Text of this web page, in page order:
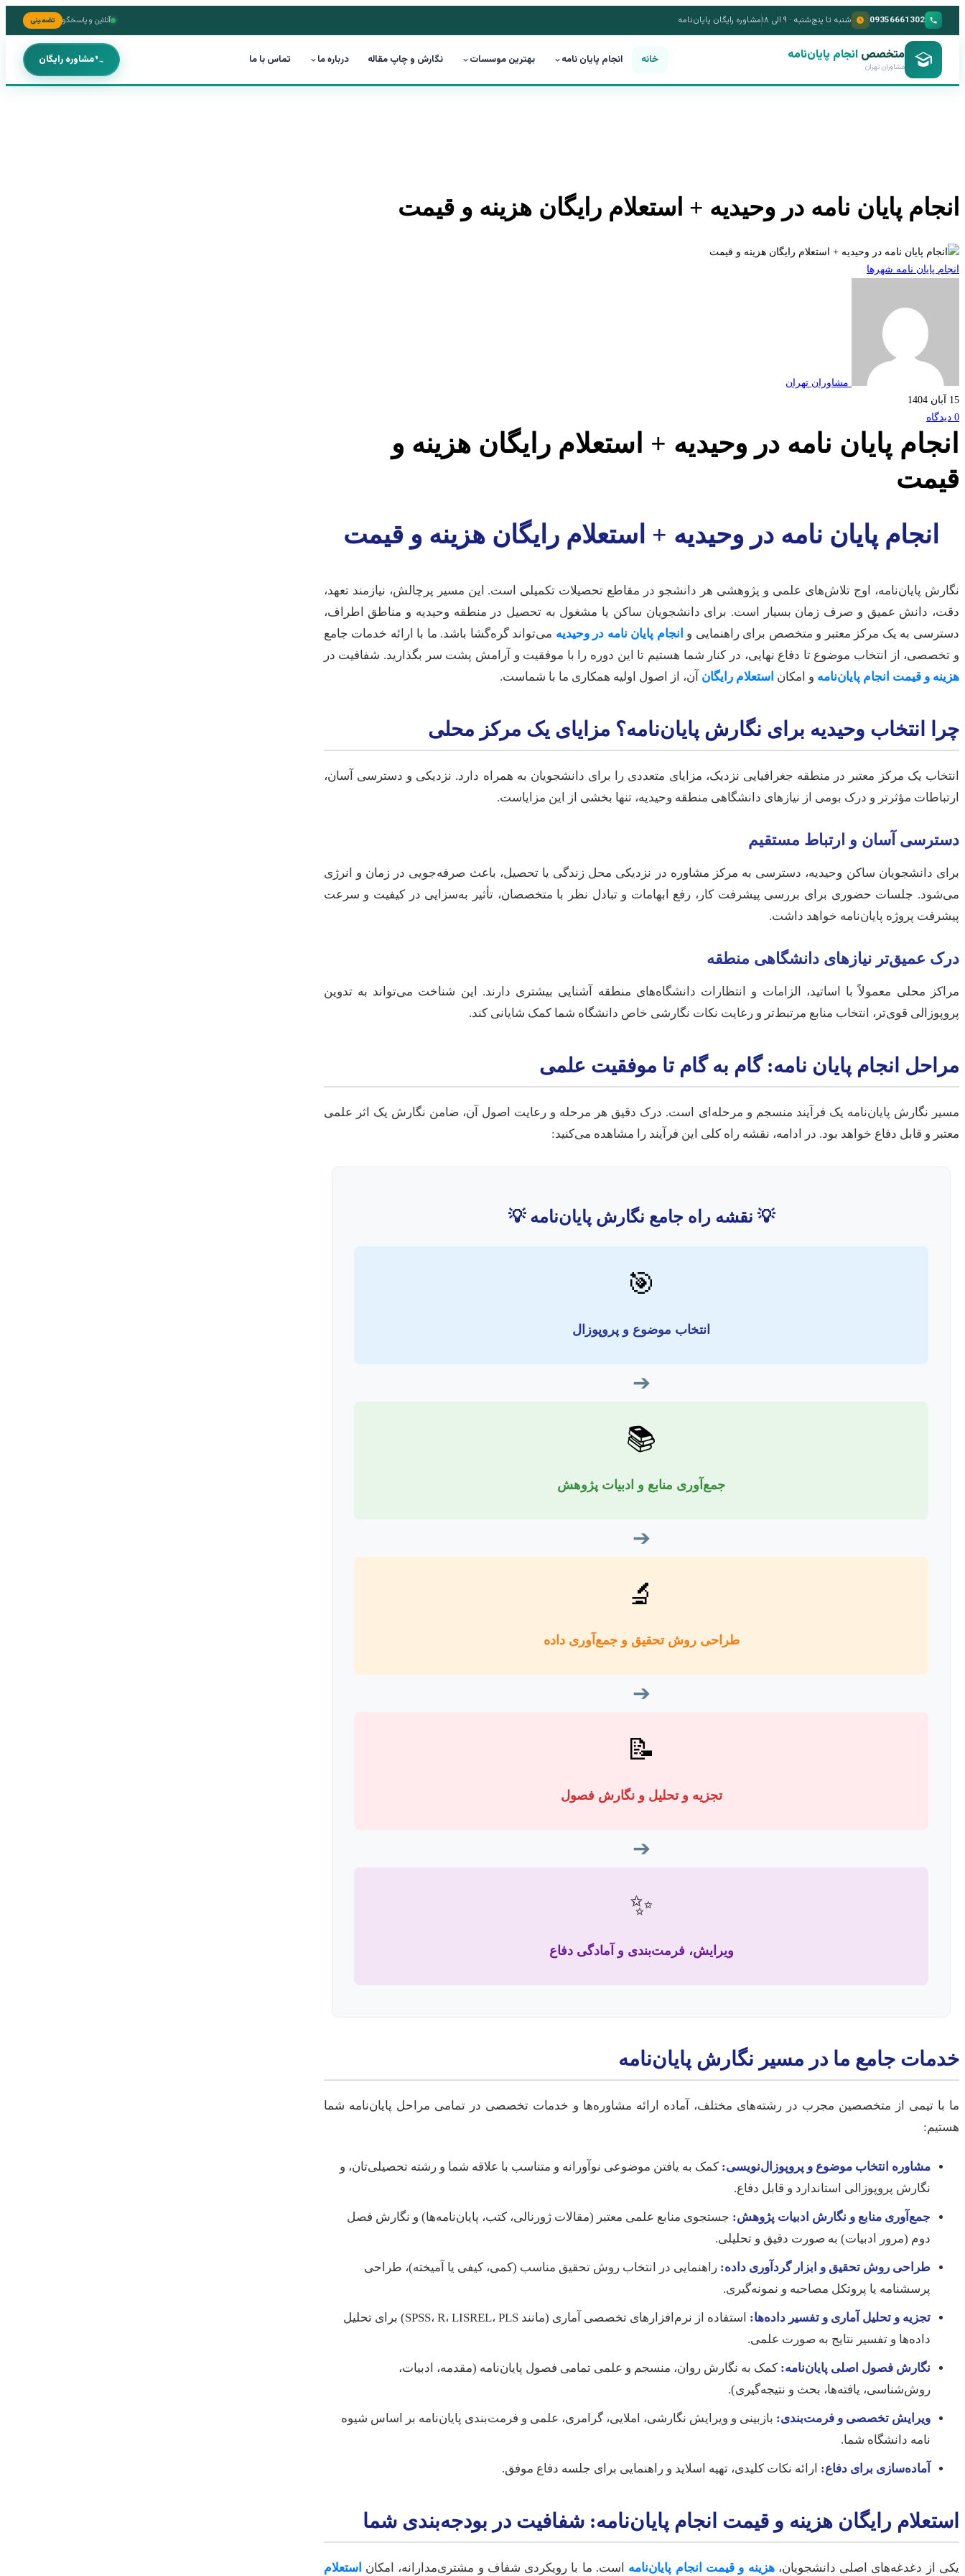
09356661302 شنبه تا پنج‌شنبه · ۹ الی ۱۸ مشاوره رایگان پایان‌نامه آنلاین و پاسخگو تضمینی
متخصص انجام پایان‌نامه
مشاوران تهران خانه انجام پایان نامه بهترین موسسات نگارش و چاپ مقاله درباره ما تماس با ما مشاوره رایگان
انجام پایان نامه در وحیدیه + استعلام رایگان هزینه و قیمت
انجام پایان نامه شهرها
مشاوران تهران
15 آبان 1404
0 دیدگاه
انجام پایان نامه در وحیدیه + استعلام رایگان هزینه و
قیمت
انجام پایان نامه در وحیدیه + استعلام رایگان هزینه و قیمت
نگارش پایان‌نامه، اوج تلاش‌های علمی و پژوهشی هر دانشجو در مقاطع تحصیلات تکمیلی است. این مسیر پرچالش، نیازمند تعهد،
دقت، دانش عمیق و صرف زمان بسیار است. برای دانشجویان ساکن یا مشغول به تحصیل در منطقه وحیدیه و مناطق اطراف،
دسترسی به یک مرکز معتبر و متخصص برای راهنمایی و انجام پایان نامه در وحیدیه می‌تواند گره‌گشا باشد. ما با ارائه خدمات جامع
و تخصصی، از انتخاب موضوع تا دفاع نهایی، در کنار شما هستیم تا این دوره را با موفقیت و آرامش پشت سر بگذارید. شفافیت در
هزینه و قیمت انجام پایان‌نامه و امکان استعلام رایگان آن، از اصول اولیه همکاری ما با شماست.
چرا انتخاب وحیدیه برای نگارش پایان‌نامه؟ مزایای یک مرکز محلی
انتخاب یک مرکز معتبر در منطقه جغرافیایی نزدیک، مزایای متعددی را برای دانشجویان به همراه دارد. نزدیکی و دسترسی آسان،
ارتباطات مؤثرتر و درک بومی از نیازهای دانشگاهی منطقه وحیدیه، تنها بخشی از این مزایاست.
دسترسی آسان و ارتباط مستقیم
برای دانشجویان ساکن وحیدیه، دسترسی به مرکز مشاوره در نزدیکی محل زندگی یا تحصیل، باعث صرفه‌جویی در زمان و انرژی
می‌شود. جلسات حضوری برای بررسی پیشرفت کار، رفع ابهامات و تبادل نظر با متخصصان، تأثیر به‌سزایی در کیفیت و سرعت
پیشرفت پروژه پایان‌نامه خواهد داشت.
درک عمیق‌تر نیازهای دانشگاهی منطقه
مراکز محلی معمولاً با اساتید، الزامات و انتظارات دانشگاه‌های منطقه آشنایی بیشتری دارند. این شناخت می‌تواند به تدوین
پروپوزالی قوی‌تر، انتخاب منابع مرتبط‌تر و رعایت نکات نگارشی خاص دانشگاه شما کمک شایانی کند.
مراحل انجام پایان نامه: گام به گام تا موفقیت علمی
مسیر نگارش پایان‌نامه یک فرآیند منسجم و مرحله‌ای است. درک دقیق هر مرحله و رعایت اصول آن، ضامن نگارش یک اثر علمی
معتبر و قابل دفاع خواهد بود. در ادامه، نقشه راه کلی این فرآیند را مشاهده می‌کنید:
💡 نقشه راه جامع نگارش پایان‌نامه 💡
🎯
انتخاب موضوع و پروپوزال
➔
📚
جمع‌آوری منابع و ادبیات پژوهش
➔
🔬
طراحی روش تحقیق و جمع‌آوری داده
➔
📝
تجزیه و تحلیل و نگارش فصول
➔
✨
ویرایش، فرمت‌بندی و آمادگی دفاع
خدمات جامع ما در مسیر نگارش پایان‌نامه
ما با تیمی از متخصصین مجرب در رشته‌های مختلف، آماده ارائه مشاوره‌ها و خدمات تخصصی در تمامی مراحل پایان‌نامه شما
هستیم:
مشاوره انتخاب موضوع و پروپوزال‌نویسی: کمک به یافتن موضوعی نوآورانه و متناسب با علاقه شما و رشته تحصیلی‌تان، و
نگارش پروپوزالی استاندارد و قابل دفاع.
جمع‌آوری منابع و نگارش ادبیات پژوهش: جستجوی منابع علمی معتبر (مقالات ژورنالی، کتب، پایان‌نامه‌ها) و نگارش فصل
دوم (مرور ادبیات) به صورت دقیق و تحلیلی.
طراحی روش تحقیق و ابزار گردآوری داده: راهنمایی در انتخاب روش تحقیق مناسب (کمی، کیفی یا آمیخته)، طراحی
پرسشنامه یا پروتکل مصاحبه و نمونه‌گیری.
تجزیه و تحلیل آماری و تفسیر داده‌ها:
استفاده از نرم‌افزارهای تخصصی آماری (مانند SPSS، R، LISREL، PLS) برای تحلیل
داده‌ها و تفسیر نتایج به صورت علمی.
نگارش فصول اصلی پایان‌نامه: کمک به نگارش روان، منسجم و علمی تمامی فصول پایان‌نامه (مقدمه، ادبیات،
روش‌شناسی، یافته‌ها، بحث و نتیجه‌گیری).
ویرایش تخصصی و فرمت‌بندی: بازبینی و ویرایش نگارشی، املایی، گرامری، علمی و فرمت‌بندی پایان‌نامه بر اساس شیوه
نامه دانشگاه شما.
آماده‌سازی برای دفاع: ارائه نکات کلیدی، تهیه اسلاید و راهنمایی برای جلسه دفاع موفق.
استعلام رایگان هزینه و قیمت انجام پایان‌نامه: شفافیت در بودجه‌بندی شما
یکی از دغدغه‌های اصلی دانشجویان،هزینه و قیمت انجام پایان‌نامه است. ما با رویکردی شفاف و مشتری‌مدارانه، امکان استعلام